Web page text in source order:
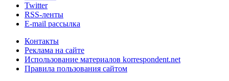
Twitter
RSS-ленты
E-mail рассылка
Контакты
Реклама на сайте
Использование материалов korrespondent.net
Правила пользования сайтом